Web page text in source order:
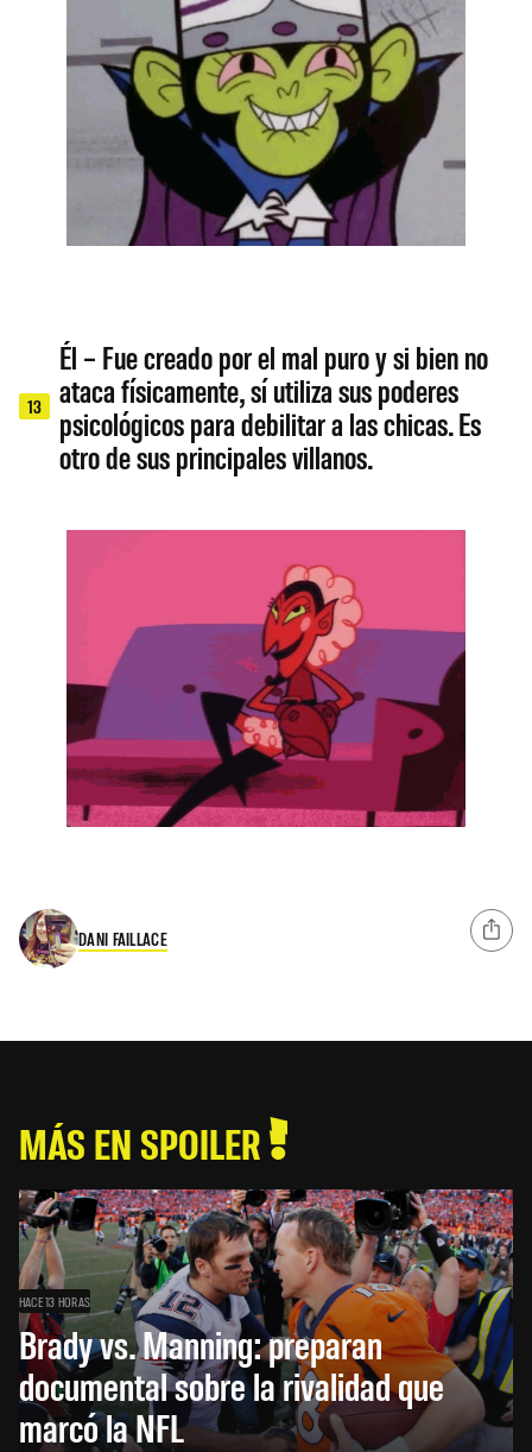
13
Él – Fue creado por el mal puro y si bien no
ataca físicamente, sí utiliza sus poderes
psicológicos para debilitar a las chicas. Es
otro de sus principales villanos.
DANI FAILLACE
MÁS EN SPOILER
HACE 13 HORAS
Brady vs. Manning: preparan
documental sobre la rivalidad que
marcó la NFL